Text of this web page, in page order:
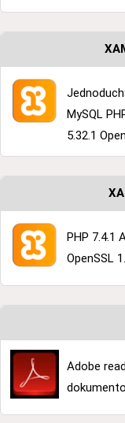
MySQL
5.32.1
PHP 7.4.1
OpenSSL
Adobe